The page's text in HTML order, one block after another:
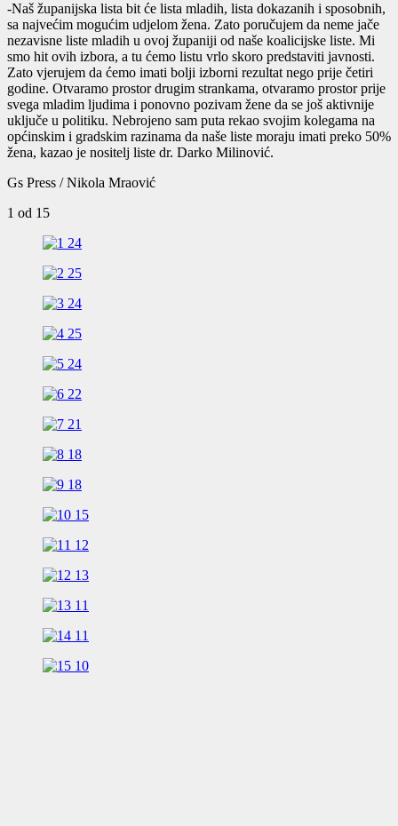
-Naš županijska lista bit će lista mladih, lista dokazanih i sposobnih,
sa najvećim mogućim udjelom žena. Zato poručujem da neme jače
nezavisne liste mladih u ovoj županiji od naše koalicijske liste. Mi
smo hit ovih izbora, a tu ćemo listu vrlo skoro predstaviti javnosti.
Zato vjerujem da ćemo imati bolji izborni rezultat nego prije četiri
godine. Otvaramo prostor drugim strankama, otvaramo prostor prije
svega mladim ljudima i ponovno pozivam žene da se još aktivnije
uključe u politiku. Nebrojeno sam puta rekao svojim kolegama na
općinskim i gradskim razinama da naše liste moraju imati preko 50%
žena, kazao je nositelj liste dr. Darko Milinović.
Gs Press / Nikola Mraović
1 od 15